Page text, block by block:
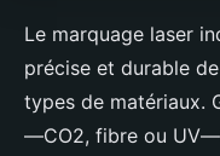
Le marquage laser
précise et durable
types de matériaux.
—CO2, fibre ou